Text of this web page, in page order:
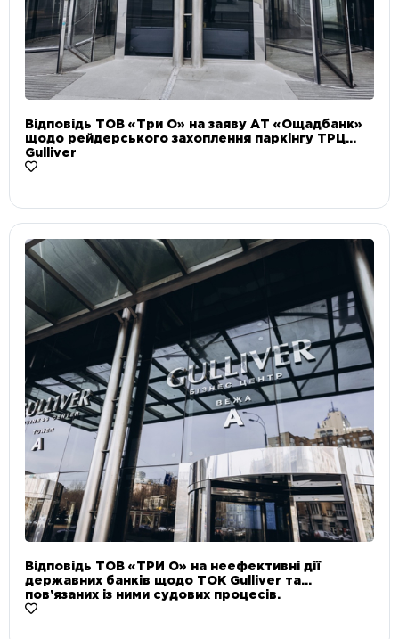
Відповідь ТОВ «Три О» на заяву АТ «Ощадбанк»
щодо рейдерського захоплення паркінгу ТРЦ
Gulliver
Відповідь ТОВ «ТРИ О» на неефективні дії
державних банків щодо ТОК Gulliver та
пов’язаних із ними судових процесів.